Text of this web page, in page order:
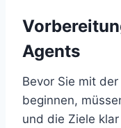
Agents
Bevor Sie mit
beginnen,
und die Ziele